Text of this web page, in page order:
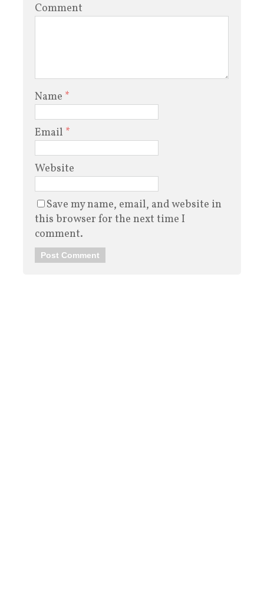
Comment
Name *
Email *
Website
Save my name, email, and website in
this browser for the next time I
comment.